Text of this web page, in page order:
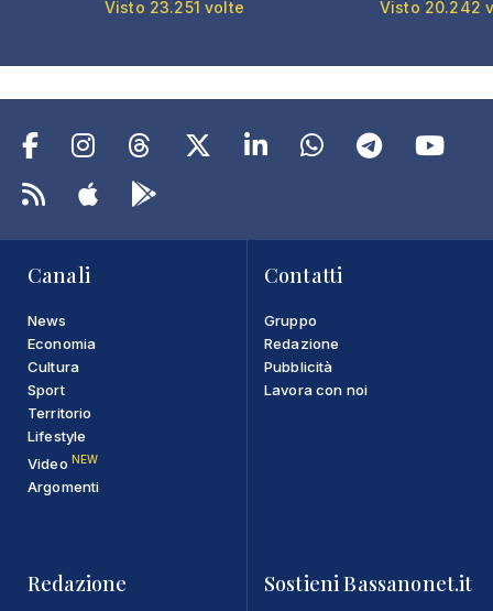
Visto 23.251 volte Visto 20.242
Canali
News
Economia
Cultura
Sport
Territorio
Lifestyle
Video NEW
Argomenti
Contatti
Gruppo
Redazione
Pubblicità
Lavora con noi
Redazione Sostieni Bassanonet.it